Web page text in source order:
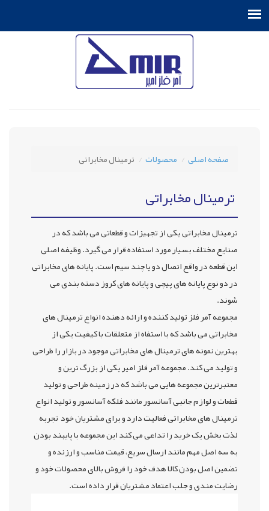
صفحه اصلی محصولات ترمینال مخابراتی
ترمینال مخابراتی
ترمینال مخابراتی یکی از تجهیزات و قطعاتی می باشد که در
صنایع مختلف بسیار مورد استفاده قرار می گیرد. وظیفه اصلی
این قطعه در واقع اتصال دو یا چند سیم است. پایانه های مخابراتی
در دو نوع پایانه های پیچی و پایانه های کروز دسته بندی می
شوند.
مجموعه آمر فلز تولید کننده و ارائه دهنده انواع ترمینال های
مخابراتی می باشد که با استفاه از متعلقات با کیفیت یکی از
بهترین نمونه های ترمینال های مخابراتی موجود در بازار را طراحی
و تولید می کند. مجموعه آمر فلز امیر یکی از بزرگ ترین و
معتبرترین مجموعه هایی می باشد که در زمینه طراحی و تولید
قطعات و لوازم جانبی آسانسور مانند فلکه آسانسور و تولید انواع
ترمینال های مخابراتی فعالیت دارد و برای مشتریان خود تجربه
لذت بخش یک خرید را تداعی می کند این مجموعه با پایبند بودن
به سه اصل مهم مانند ارسال سریع، قیمت مناسب و ارزنده و
تضمین اصل بودن کالا هدف خود را فروش بالای محصولات خود و
رضایت مندی و جلب اعتماد مشتریان قرار داده است.